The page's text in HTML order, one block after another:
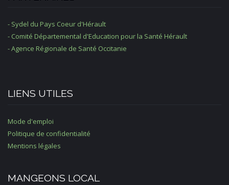
- Sydel du Pays Coeur d'Hérault
- Comité Départemental d'Education pour la Santé Hérault
- Agence Régionale de Santé Occitanie
LIENS UTILES
Mode d'emploi
Politique de confidentialité
Mentions légales
MANGEONS LOCAL